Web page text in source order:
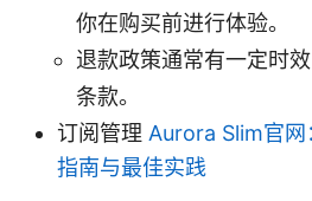
你在购买前进行体验。
退款政策通常有一定时
条款。
订阅管理 Aurora Slim官网
指南与最佳实践